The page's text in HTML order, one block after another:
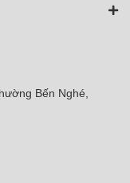
Bến Nghé,